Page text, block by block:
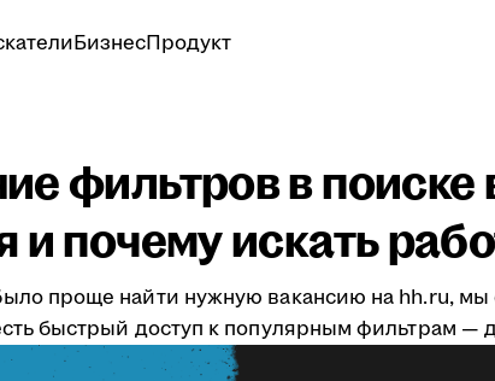
БизнесПродукт
фильтров в поиске
и почему искать
проще найти нужную вакансию на hh.ru,
быстрый доступ к популярным фильтрам —